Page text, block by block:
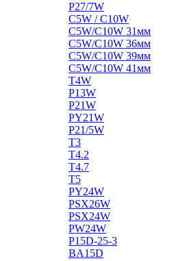
P27/7W
C5W / C10W
C5W/C10W 31мм
C5W/C10W 36мм
C5W/C10W 39мм
C5W/C10W 41мм
T4W
P13W
P21W
PY21W
P21/5W
T3
T4.2
T4.7
T5
PY24W
PSX26W
PSX24W
PW24W
P15D-25-3
BA15D